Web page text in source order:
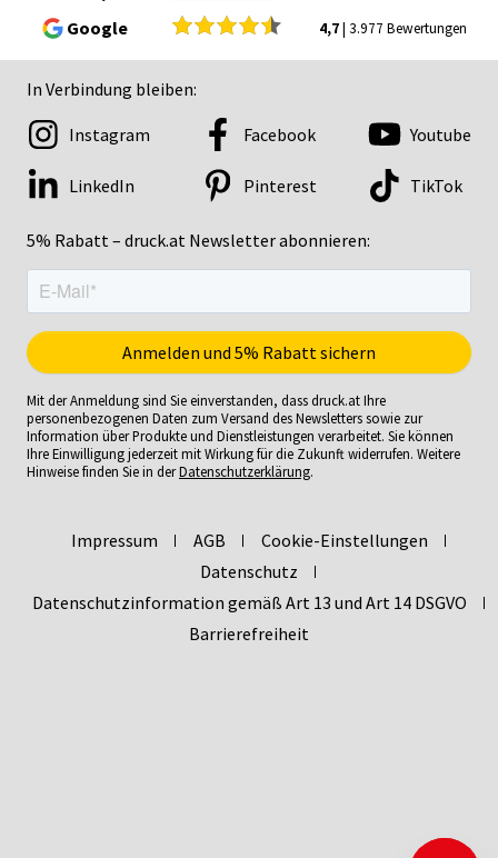
Google 4,7| 3.977 Bewertungen
In Verbindung bleiben:
5% Rabatt – druck.at Newsletter abonnieren:
Instagram Facebook Youtube
LinkedIn Pinterest TikTok
Mit der Anmeldung sind Sie einverstanden, dass druck.at Ihre
personenbezogenen Daten zum Versand des Newsletters sowie zur
Information über Produkte und Dienstleistungen verarbeitet. Sie können
Ihre Einwilligung jederzeit mit Wirkung für die Zukunft widerrufen. Weitere
Hinweise finden Sie in derDatenschutzerklärung.
Impressum AGB
Cookie-Einstellungen
Datenschutz
Datenschutzinformation gemäß Art 13 und Art 14 DSGVO
Barrierefreiheit